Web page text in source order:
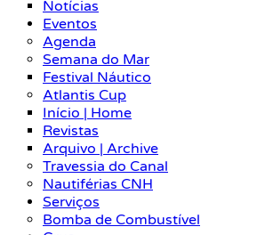
Notícias
Eventos
Agenda
Semana do Mar
Festival Náutico
Atlantis Cup
Início | Home
Revistas
Arquivo | Archive
Travessia do Canal
Nautiférias CNH
Serviços
Bomba de Combustível